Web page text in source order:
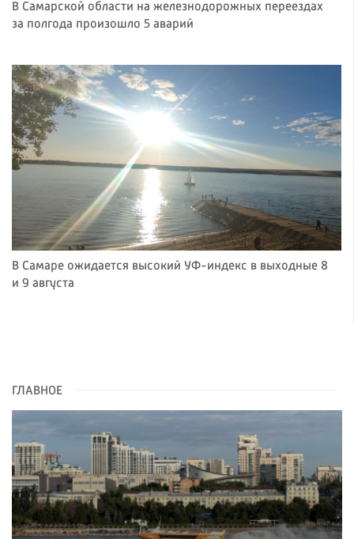
В Самарской области на железнодорожных переездах
за полгода произошло 5 аварий
В Самаре ожидается высокий УФ-индекс в выходные 8
и 9 августа
ГЛАВНОЕ